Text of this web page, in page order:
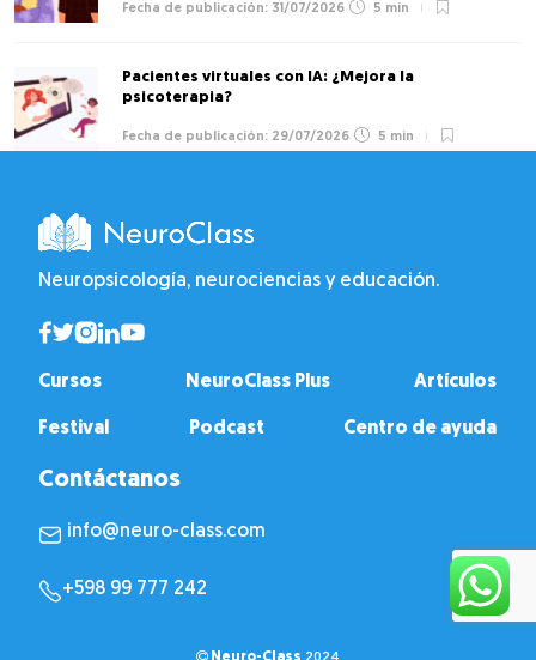
31/07/2026 5 min
Pacientes virtuales con IA: ¿Mejora la
psicoterapia?
29/07/2026 5 min
Neuropsicología, neurociencias y educación.
Cursos NeuroClass Plus Artículos
Festival Podcast Centro de ayuda
Contáctanos
info@neuro-class.com
+598 99 777 242